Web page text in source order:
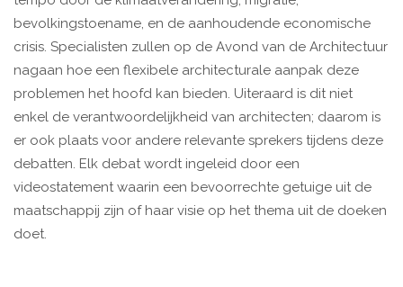
bevolkingstoename, en de aanhoudende economische
crisis. Specialisten zullen op de Avond van de Architectuur
nagaan hoe een flexibele architecturale aanpak deze
problemen het hoofd kan bieden. Uiteraard is dit niet
enkel de verantwoordelijkheid van architecten; daarom is
er ook plaats voor andere relevante sprekers tijdens deze
debatten. Elk debat wordt ingeleid door een
videostatement waarin een bevoorrechte getuige uit de
maatschappij zijn of haar visie op het thema uit de doeken
doet.